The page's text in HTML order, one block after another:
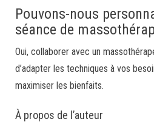
Pouvons-nous
séance de
Oui, collaborer avec un
d’adapter les techniques à vos
maximiser les bienfaits.
À propos de l’auteur